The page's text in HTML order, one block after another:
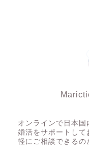
オンラインで日本
婚活をサポートし
軽にご相談できるの